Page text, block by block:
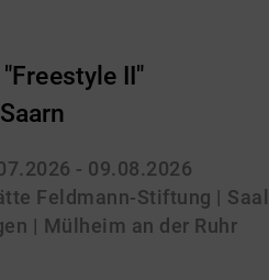
II"
- 09.08.2026
Feldmann-Stiftung | Saal
| Mülheim an der Ruhr